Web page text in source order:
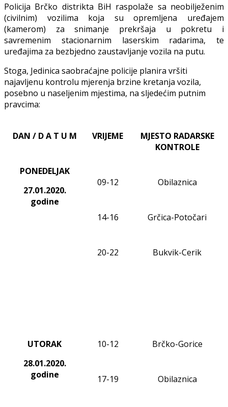
Policija Brčko distrikta BiH raspolaže sa neobilježenim
(civilnim) vozilima koja su opremljena uređajem
(kamerom) za snimanje prekršaja u pokretu i
savremenim stacionarnim laserskim radarima, te
uređajima za bezbjedno zaustavljanje vozila na putu.
Stoga, Jedinica saobraćajne policije planira vršiti
najavljenu kontrolu mjerenja brzine kretanja vozila,
posebno u naseljenim mjestima, na sljedećim putnim
pravcima:
DAN / D A T U M VRIJEME
MJESTO RADARSKE
KONTROLE
PONEDELJAK
27.01.2020.
godine
09-12 Obilaznica
14-16 Grčica-Potočari
20-22 Bukvik-Cerik
UTORAK
28.01.2020.
godine
10-12 Brčko-Gorice
17-19 Obilaznica